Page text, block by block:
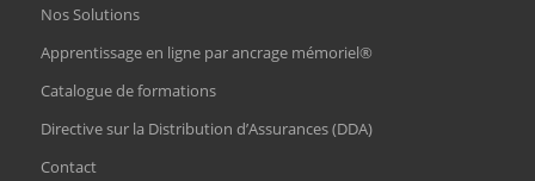
Nos Solutions
Apprentissage en ligne par ancrage mémoriel®
Catalogue de formations
Directive sur la Distribution d’Assurances (DDA)
Contact